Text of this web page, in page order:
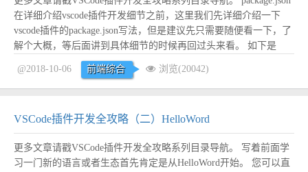
在详细介绍vscode插件开发细节之前，这里我们先详细介绍一下
vscode插件的package.json写法，但是建议先只需要随便看一下，了
解个大概，等后面讲到具体细节的时候再回过头来看。 如下是
package.json文件的常用配置，当然这里还不是全部： { // 插件的名
字，应全部小写，不能有空格 ...
阅读全文
@2018-10-06 前端综合 浏览(20042)
VSCode插件开发全攻略（二）HelloWord
更多文章请戳VSCode插件开发全攻略系列目录导航。 写着前面学
习一门新的语言或者生态首先肯定是从HelloWord开始。 您可以直